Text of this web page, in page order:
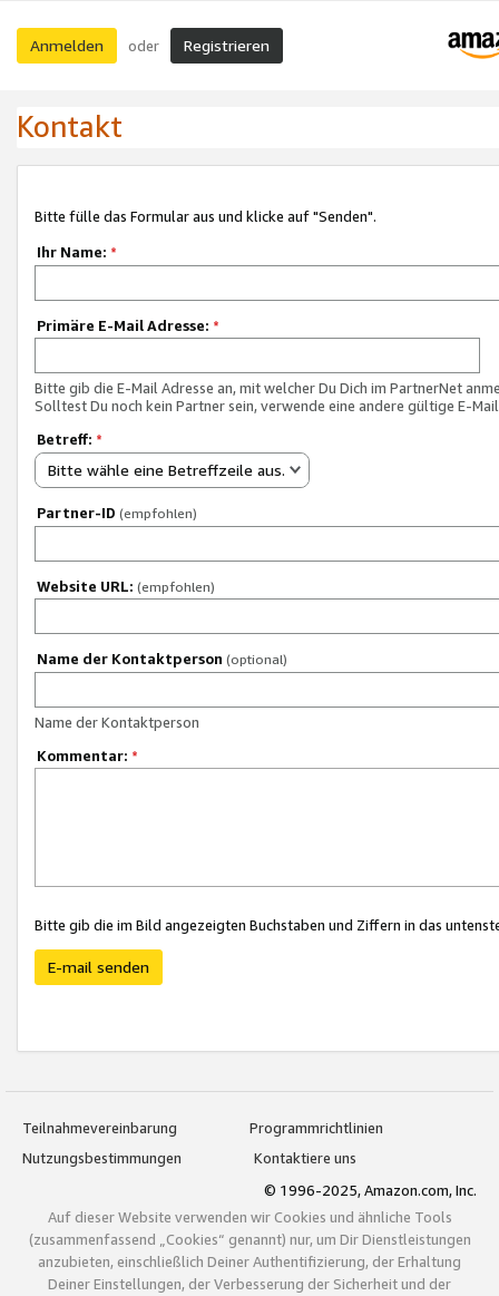
Anmelden oder Registrieren
Kontakt
Bitte fülle das Formular aus und klicke auf "Senden".
Ihr Name: *
Primäre E-Mail Adresse: *
Bitte gib die E-Mail Adresse an, mit welcher Du Dich im PartnerNet
Solltest Du noch kein Partner sein, verwende eine andere gültige E-
Betreff: *
Bitte wähle eine Betreffzeile aus.
Partner-ID (empfohlen)
Website URL: (empfohlen)
Name der Kontaktperson (optional)
Name der Kontaktperson
Kommentar: *
Bitte gib die im Bild angezeigten Buchstaben und Ziffern in das
E-mail senden
Teilnahmevereinbarung
Programmrichtlinien
Nutzungsbestimmungen
Kontaktiere uns
© 1996-2025, Amazon.com, Inc.
Auf dieser Website verwenden wir Cookies und ähnliche Tools
(zusammenfassend „Cookies“ genannt) nur, um Dir Dienstleistungen
anzubieten, einschließlich Deiner Authentifizierung, der Erhaltung
Deiner Einstellungen, der Verbesserung der Sicherheit und der